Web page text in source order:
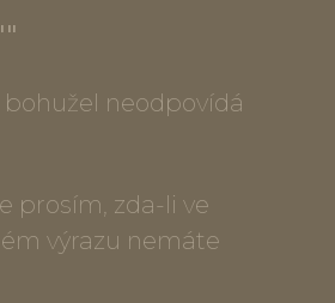
neodpovídá
prosím, zda-li ve
výrazu nemáte